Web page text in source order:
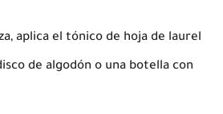
aplica el tónico de hoja de laurel
de algodón o una botella con